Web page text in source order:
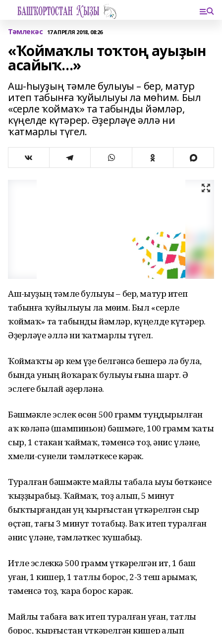
Тәмлекәс 17 АПРЕЛЯ 2018, 08:26
«Ҡоймаҡлы тоҡтоң ауыҙын
асайыҡ...»
Аш-һыуҙың тәмле булыуы – бер, матур
итеп табынға ҡуйылыуы ла мөһим. Был
«серле ҡоймаҡ» та табынды йәмләр,
күңелде күтәрер. Әҙерләүе әллә ни
ҡатмарлы түгел.
Аш-һыуҙың тәмле булыуы – бер, матур итеп
табынға ҡуйылыуы ла мөһим. Был «серле
ҡоймаҡ» та табынды йәмләр, күңелде күтәрер.
Әҙерләүе әллә ни ҡатмарлы түгел.
Ҡоймаҡты һәр кем үҙе белгәнсә бешерһә лә була,
бында уның йоҡараҡ булыуы ғына шарт. Ә
эслеге былай әҙерләнә.
Бәшмәкле эслек өсөн 500 грамм туңдырылған
аҡ көләпә (шампиньон) бәшмәге, 100 грамм ҡаты
сыр, 1 стакан ҡаймаҡ, тәменсә тоҙ, әнис үләне,
хмели-сунели тәмләткесе кәрәк.
Туралған бәшмәкте майлы табала һыуы бөткәнсе
ҡыҙҙырабыҙ. Ҡаймаҡ, тоҙ һалып, 5 минут
быҡтырғандан һуң ҡырғыстан үткәрелгән сыр
өҫтәп, тағы 3 минут тотабыҙ. Ваҡ итеп туралған
әнис үләне, тәмләткес ҡушабыҙ.
Итле эслеккә 500 грамм үткәрелгән ит, 1 баш
һуған, 1 кишер, 1 татлы борос, 2-3 теш һарымһаҡ,
тәменсә тоҙ, ҡара борос кәрәк.
Майлы табаға ваҡ итеп туралған һуған, татлы
борос, ҡырғыстан үткәрелгән кишер һалып